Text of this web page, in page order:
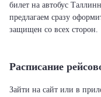
билет на автобус
предлагаем сразу
защищен со всех сторон.
Расписание
Зайти на сайт или в